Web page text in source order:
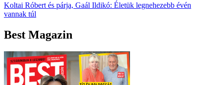
Koltai Róbert és párja, Gaál Ildikó: Életük legnehezebb évén
vannak túl
Best Magazin